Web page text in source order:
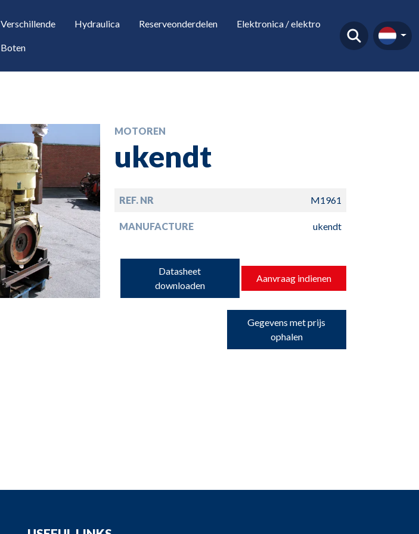
Verschillende Hydraulica Reserveonderdelen Elektronica / elektro
Boten
MOTOREN
ukendt
REF. NR M1961
MANUFACTURE ukendt
Datasheet
downloaden
Aanvraag indienen
Gegevens met prijs
ophalen